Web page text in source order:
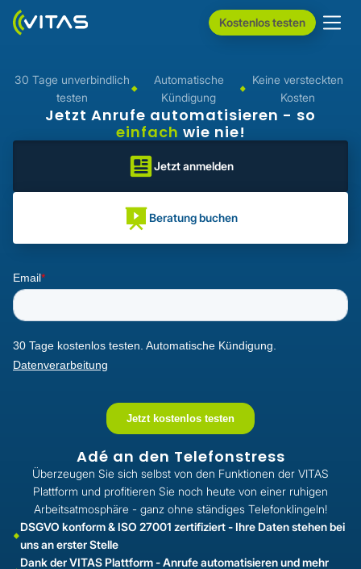
Kostenlos testen
30 Tage unverbindlich
testen
Automatische
Kündigung
Keine versteckten
Kosten
Jetzt Anrufe automatisieren - so
einfach wie nie!
Jetzt anmelden
Beratung buchen
Adé an den Telefonstress
Überzeugen Sie sich selbst von den Funktionen der VITAS
Plattform und profitieren Sie noch heute von einer ruhigen
Arbeitsatmosphäre - ganz ohne ständiges Telefonklingeln!
DSGVO konform & ISO 27001 zertifiziert - Ihre Daten stehen bei
uns an erster Stelle
Dank der VITAS Plattform - Anrufe automatisieren und mehr